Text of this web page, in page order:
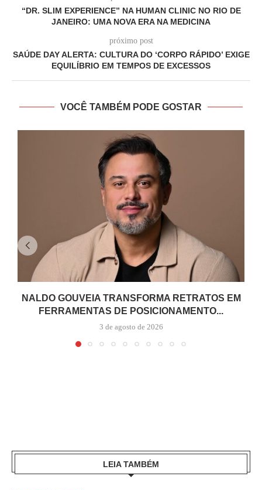
“DR. SLIM EXPERIENCE” NA HUMAN CLINIC NO RIO DE
JANEIRO: UMA NOVA ERA NA MEDICINA
próximo post
SAÚDE DAY ALERTA: CULTURA DO ‘CORPO RÁPIDO’ EXIGE
EQUILÍBRIO EM TEMPOS DE EXCESSOS
VOCÊ TAMBÉM PODE GOSTAR
NALDO GOUVEIA TRANSFORMA RETRATOS EM
FERRAMENTAS DE POSICIONAMENTO...
3 de agosto de 2026
LEIA TAMBÉM